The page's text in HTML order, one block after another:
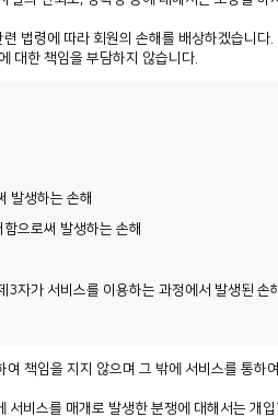
법령에 따라 회원의 손해를 배상하겠습니
대한 책임을 부담하지 않습니다.
발생하는 손해
으로써 발생하는 손해
자가 서비스를 이용하는 과정에서 발생된 손
책임을 지지 않으며 그 밖에 서비스를 통하
비스를 매개로 발생한 분쟁에 대해서는 개